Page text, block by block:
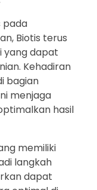
pada
Biotis terus
yang dapat
Kehadiran
bagian
menjaga
hasil
memiliki
langkah
dapat